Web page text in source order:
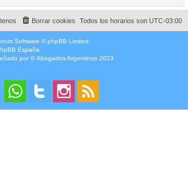
Todos los horarios son UTC-03:00
Borrar cookies
Software © phpBB Limited
España
por ©Abogados Argentinos 2023